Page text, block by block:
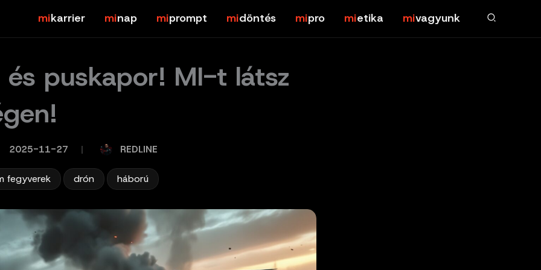
karrier nap prompt döntés pro etika vagyunk
és puskapor! MI-t látsz
2025-11-27 REDLINE
fegyverek drón háború